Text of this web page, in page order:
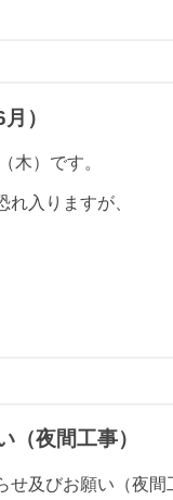
）
木）です。
入りますが、
（夜間工事）
及びお願い（夜